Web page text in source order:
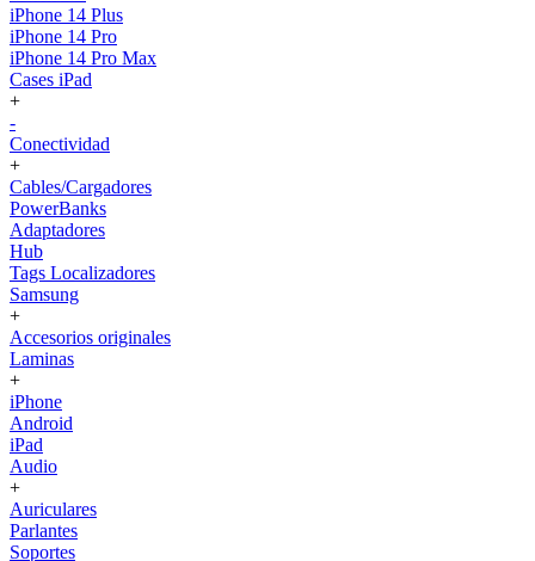
iPhone 14 Plus
iPhone 14 Pro
iPhone 14 Pro Max
Cases iPad
+
-
Conectividad
+
Cables/Cargadores
PowerBanks
Adaptadores
Hub
Tags Localizadores
Samsung
+
Accesorios originales
Laminas
+
iPhone
Android
iPad
Audio
+
Auriculares
Parlantes
Soportes